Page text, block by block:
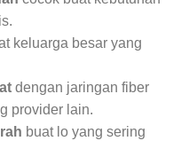
keluarga besar yang
dengan jaringan fiber
provider lain.
buat lo yang sering